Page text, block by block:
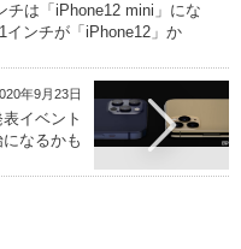
チは「iPhone12 mini」にな
インチが「iPhone12」か
年9月23日
イベント
なるかも